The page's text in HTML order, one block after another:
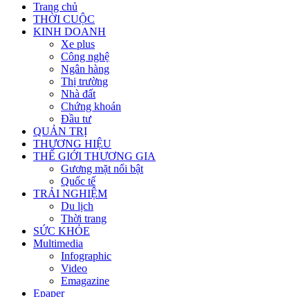
Trang chủ
THỜI CUỘC
KINH DOANH
Xe plus
Công nghệ
Ngân hàng
Thị trường
Nhà đất
Chứng khoán
Đầu tư
QUẢN TRỊ
THƯƠNG HIỆU
THẾ GIỚI THƯƠNG GIA
Gương mặt nổi bật
Quốc tế
TRẢI NGHIỆM
Du lịch
Thời trang
SỨC KHỎE
Multimedia
Infographic
Video
Emagazine
Epaper